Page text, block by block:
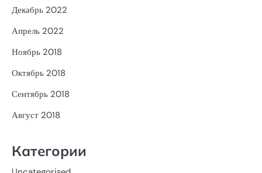
Декабрь 2022
Апрель 2022
Ноябрь 2018
Октябрь 2018
Сентябрь 2018
Август 2018
Категории